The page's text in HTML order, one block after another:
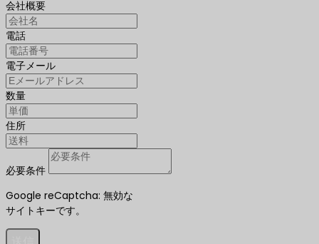
会社概要
電話
電子メール
数量
住所
必要条件
Google reCaptcha: 無効な
サイトキーです。